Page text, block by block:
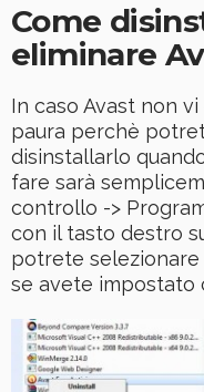
Come
eliminare
In caso Avast non
paura perchè
disinstallarlo
fare sarà
controllo ->
con il tasto destro
potrete
se avete impostato